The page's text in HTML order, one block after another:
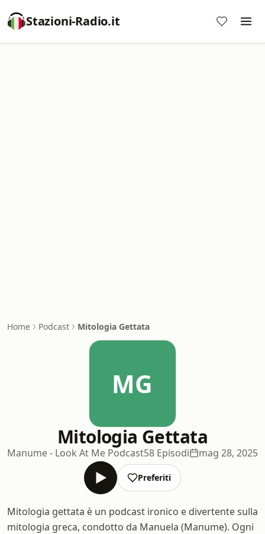
Stazioni-Radio.it
Home Podcast Mitologia Gettata
MG
Mitologia Gettata
Manume - Look At Me Podcast58 Episodi mag 28, 2025
Preferiti
Mitologia gettata è un podcast ironico e divertente sulla
mitologia greca, condotto da Manuela (Manume). Ogni